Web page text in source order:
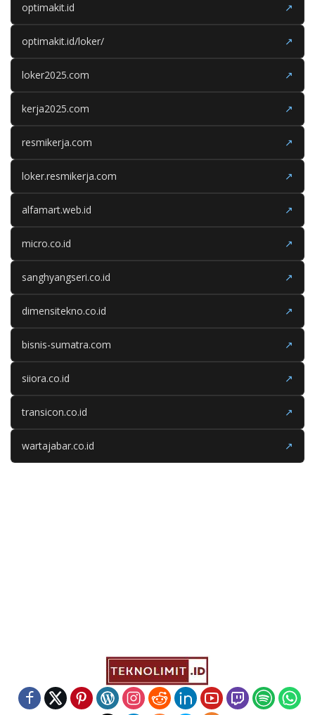
optimakit.id ↗
optimakit.id/loker/ ↗
loker2025.com ↗
kerja2025.com ↗
resmikerja.com ↗
loker.resmikerja.com ↗
alfamart.web.id ↗
micro.co.id ↗
sanghyangseri.co.id ↗
dimensitekno.co.id ↗
bisnis-sumatra.com ↗
siiora.co.id ↗
transicon.co.id ↗
wartajabar.co.id ↗